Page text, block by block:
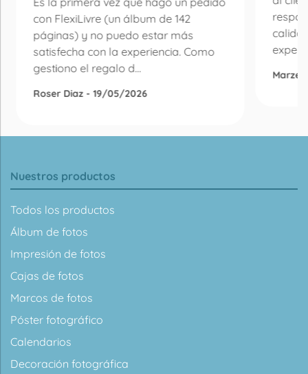
con FlexiLivre (un álbum de 142
páginas) y no puedo estar más
satisfecha con la experiencia. Como
gestiono el regalo d...
Roser Diaz - 19/05/2026
Nuestros productos
Todos los productos
Álbum de fotos
Impresión de fotos
Cajas de fotos
Marcos de fotos
Póster fotográfico
Calendarios
Decoración fotográfica